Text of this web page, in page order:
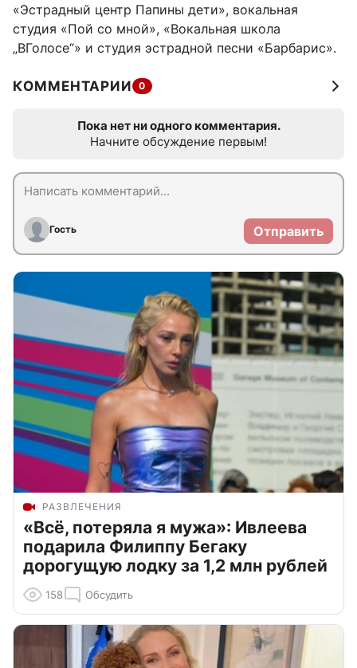
«Эстрадный центр Папины дети», вокальная
студия «Пой со мной», «Вокальная школа
„ВГолосе“» и студия эстрадной песни «Барбарис».
КОММЕНТАРИИ 0
Пока нет ни одного комментария.
Начните обсуждение первым!
Гость Отправить
РАЗВЛЕЧЕНИЯ
«Всё, потеряла я мужа»: Ивлеева
подарила Филиппу Бегаку
дорогущую лодку за 1,2 млн рублей
158 Обсудить